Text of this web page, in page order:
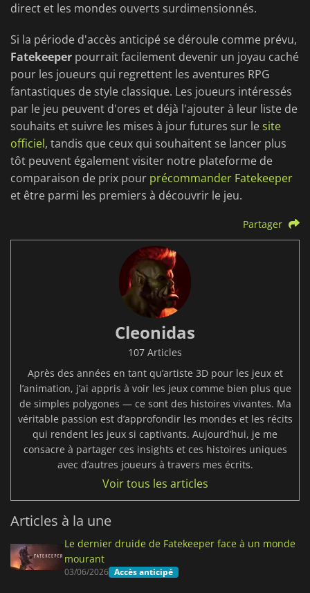
direct et les mondes ouverts surdimensionnés.
Si la période d'accès anticipé se déroule comme prévu,
Fatekeeper pourrait facilement devenir un joyau caché
pour les joueurs qui regrettent les aventures RPG
fantastiques de style classique. Les joueurs intéressés
par le jeu peuvent d'ores et déjà l'ajouter à leur liste de
souhaits et suivre les mises à jour futures sur lesite
officiel, tandis que ceux qui souhaitent se lancer plus
tôt peuvent également visiter notre plateforme de
comparaison de prix pour précommander Fatekeeper
et être parmi les premiers à découvrir le jeu.
Partager
Cleonidas
107 Articles
Après des années en tant qu’artiste 3D pour les jeux et
l’animation, j’ai appris à voir les jeux comme bien plus que
de simples polygones — ce sont des histoires vivantes. Ma
véritable passion est d’approfondir les mondes et les récits
qui rendent les jeux si captivants. Aujourd’hui, je me
consacre à partager ces insights et ces histoires uniques
avec d’autres joueurs à travers mes écrits.
Voir tous les articles
Articles à la une
Le dernier druide de Fatekeeper face à un monde
mourant
03/06/2026 Accès anticipé